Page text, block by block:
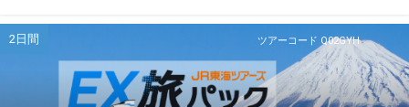
ツアーコード Q02GYH
2日間